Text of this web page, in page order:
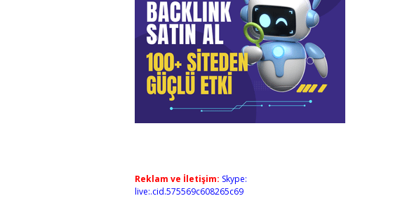
Reklam ve İletişim: Skype:
live:.cid.575569c608265c69